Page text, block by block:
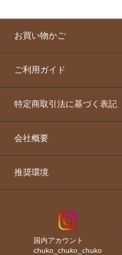
お買い物かご
ご利用ガイド
特定商取引法に基づく表記
会社概要
推奨環境
国内アカウント
chuko_chuko_chuko